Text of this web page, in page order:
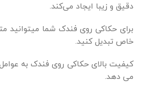
دقیق و زیبا ایجاد می‌کند.
برای حکاکی روی فندک شما
خاص تبدیل کنید.
کیفیت بالای حکاکی روی فندک به
می دهد.